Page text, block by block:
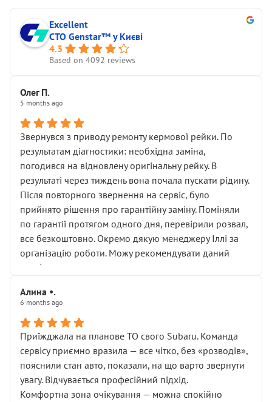
Excellent
СТО Genstar™ у Києві
4.3
Based on 4092 reviews
Олег П.
5 months ago
Звернувся з приводу ремонту кермової рейки. По
результатам діагностики: необхідна заміна,
погодився на відновлену оригінальну рейку. В
результаті через тиждень вона почала пускати рідину.
Після повторного звернення на сервіс, було
прийнято рішення про гарантійну заміну. Поміняли
по гарантії протягом одного дня, перевірили розвал,
все безкоштовно. Окремо дякую менеджеру Іллі за
організацію роботи. Можу рекомендувати даний
сервіс.
Алина •.
6 months ago
Приїжджала на планове ТО свого Subaru. Команда
сервісу приємно вразила — все чітко, без «розводів»,
пояснили стан авто, показали, на що варто звернути
увагу. Відчувається професійний підхід.
Комфортна зона очікування — можна спокійно